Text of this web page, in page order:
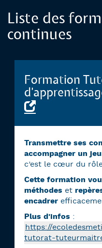
Liste des
continues
Formation
Transmettre ses
accompagner un
c’est le cœur du
Cette formation
méthodes et
encadrer
Plus d'infos :
https://
tutorat-